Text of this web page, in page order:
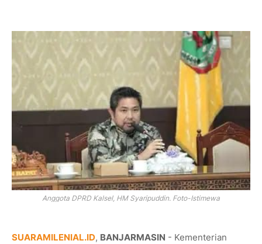
Anggota DPRD Kalsel, HM Syaripuddin. Foto-Istimewa
SUARAMILENIAL.ID, BANJARMASIN - Kementerian